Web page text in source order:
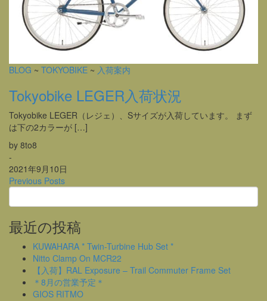
BLOG ~ TOKYOBIKE ~ 入荷案内
Tokyobike LEGER入荷状況
Tokyobike LEGER（レジェ）、Sサイズが入荷しています。 まず
は下の2カラーが […]
by 8to8
-
2021年9月10日
Previous Posts
最近の投稿
KUWAHARA * Twin-Turbine Hub Set *
Nitto Clamp On MCR22
【入荷】RAL Exposure – Trail Commuter Frame Set
＊8月の営業予定＊
GIOS RITMO